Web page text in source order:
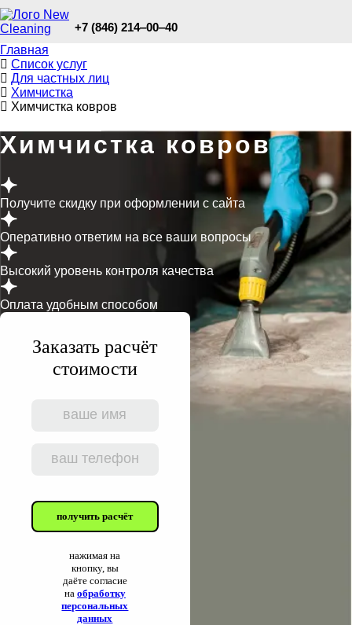
+7 (846) 214‒00‒40
Главная
Список услуг
Для частных лиц
Химчистка
Химчистка ковров
Химчистка ковров
Получите скидку при оформлении с сайта
Оперативно ответим на все ваши вопросы
Высокий уровень контроля качества
Оплата удобным способом
Заказать расчёт
стоимости
получить расчёт
нажимая на
кнопку, вы
даёте согласие
на обработку
персональных
данных